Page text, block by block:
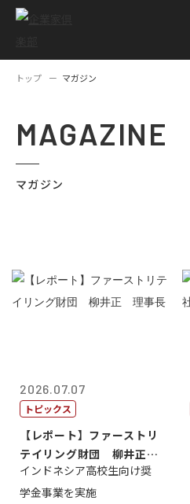
トップ マガジン
MAGAZINE
マガジン
2026.07.07
トピックス
【レポート】ファーストリ
テイリング財団 柳井正
理事長
インドネシア高校生向け奨
学金事業を実施